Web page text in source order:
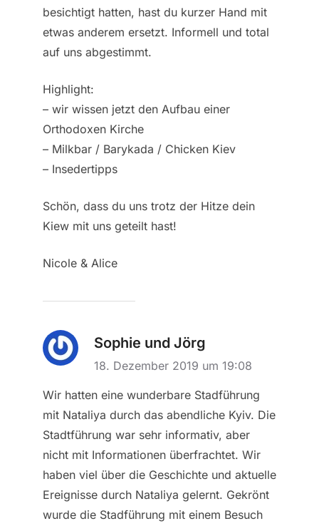
besichtigt hatten, hast du kurzer Hand mit
etwas anderem ersetzt. Informell und total
auf uns abgestimmt.
Highlight:
– wir wissen jetzt den Aufbau einer
Orthodoxen Kirche
– Milkbar / Barykada / Chicken Kiev
– Insedertipps
Schön, dass du uns trotz der Hitze dein
Kiew mit uns geteilt hast!
Nicole & Alice
Sophie und Jörg
18. Dezember 2019 um 19:08
Wir hatten eine wunderbare Stadführung
mit Nataliya durch das abendliche Kyiv. Die
Stadtführung war sehr informativ, aber
nicht mit Informationen überfrachtet. Wir
haben viel über die Geschichte und aktuelle
Ereignisse durch Nataliya gelernt. Gekrönt
wurde die Stadführung mit einem Besuch